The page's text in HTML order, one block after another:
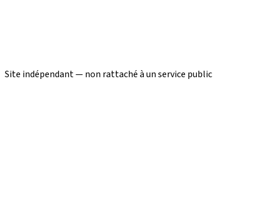
Site indépendant — non rattaché à un service public